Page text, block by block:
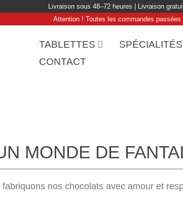
Livraison sous 48–72 heures | Livraison
Attention ! Toutes les commandes
TABLETTES SPÉCIALITÉS
CONTACT
MONDE DE
fabriquons nos chocolats avec amour et